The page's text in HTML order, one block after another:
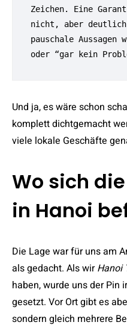
Zeichen. Eine
nicht, aber
pauschale
oder “gar kein
Und ja, es wäre schon
komplett dichtgemacht
viele lokale Geschäfte
Wo sich
in Hanoi
Die Lage war für uns am
als gedacht. Als wirHanoi
haben, wurde uns der Pin
gesetzt. Vor Ort gibt es
sondern gleich mehrere